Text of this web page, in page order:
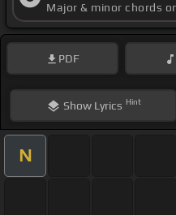
Major & minor chords
PDF
ShowLyrics Hint
N